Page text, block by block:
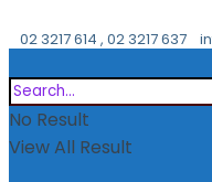
02 3217 614 , 02 3217 637
No Result
View All Result